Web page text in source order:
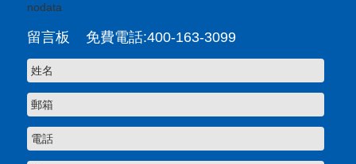
nodata
留言板 免費電話:400-163-3099